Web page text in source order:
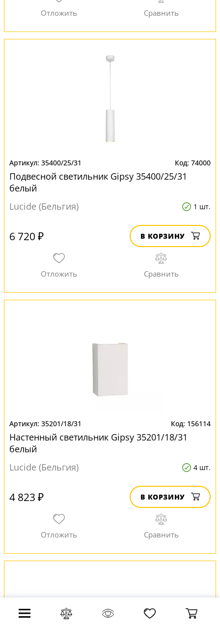
35400/25/31 74000
Подвесной светильник Gipsy 35400/25/31
белый
Lucide (Бельгия)
1 шт.
6 720 ₽ В КОРЗИНУ
35201/18/31 156114
Настенный светильник Gipsy 35201/18/31
белый
Lucide (Бельгия)
4 шт.
4 823 ₽ В КОРЗИНУ